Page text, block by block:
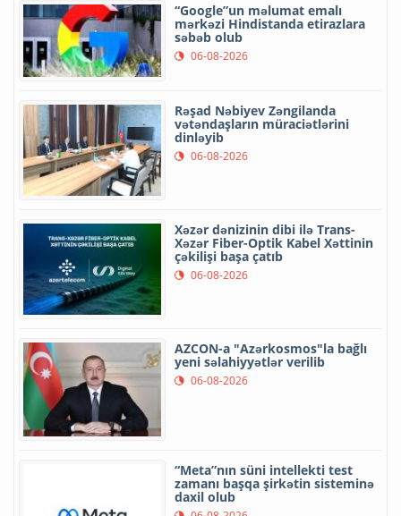
“Google”un məlumat emalı
mərkəzi Hindistanda etirazlara
səbəb olub
06-08-2026
Rəşad Nəbiyev Zəngilanda
vətəndaşların müraciətlərini
dinləyib
06-08-2026
Xəzər dənizinin dibi ilə Trans-
Xəzər Fiber-Optik Kabel Xəttinin
çəkilişi başa çatıb
06-08-2026
AZCON-a "Azərkosmos"la bağlı
yeni səlahiyyətlər verilib
06-08-2026
“Meta”nın süni intellekti test
zamanı başqa şirkətin sisteminə
daxil olub